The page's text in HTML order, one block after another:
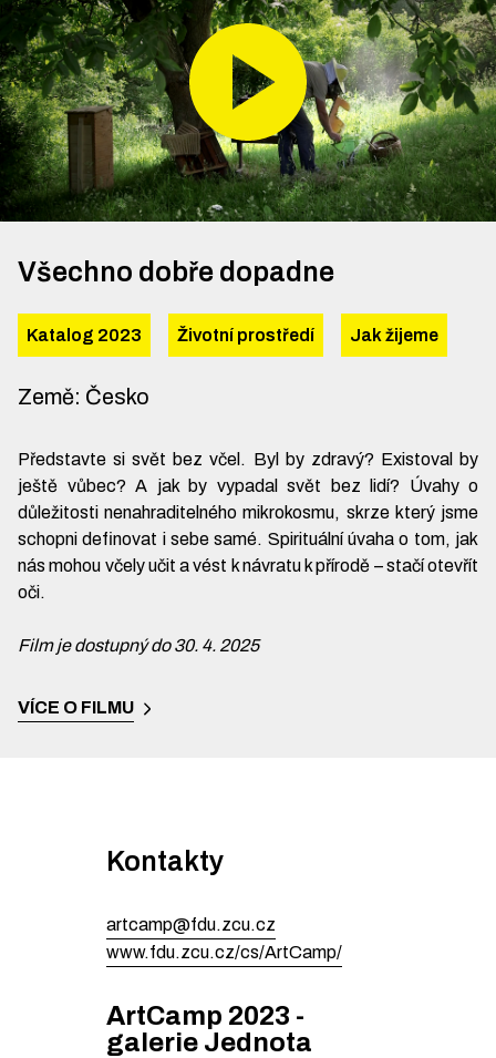
Všechno dobře dopadne
Katalog 2023 Životní prostředí Jak žijeme
Země: Česko
Představte si svět bez včel. Byl by zdravý? Existoval by
ještě vůbec? A jak by vypadal svět bez lidí? Úvahy o
důležitosti nenahraditelného mikrokosmu, skrze který jsme
schopni definovat i sebe samé. Spirituální úvaha o tom, jak
nás mohou včely učit a vést k návratu k přírodě – stačí otevřít
oči.
Film je dostupný do 30. 4. 2025
VÍCE O FILMU
Kontakty
artcamp@fdu.zcu.cz
www.fdu.zcu.cz/cs/ArtCamp/
ArtCamp 2023 -
galerie Jednota